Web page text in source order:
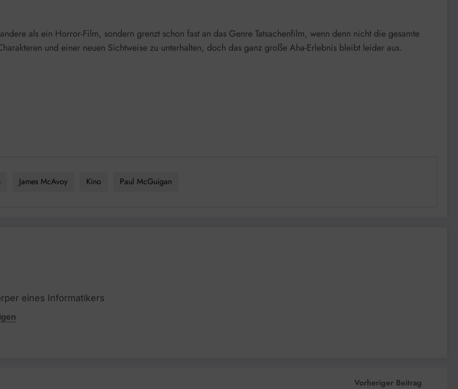
als ein Horror-Film, sondern grenzt schon fast an das Genre Tatsachenfilm, wenn denn nicht die gesamte
und einer neuen Sichtweise zu unterhalten, doch das ganz große Aha-Erlebnis bleibt leider aus.
James McAvoy Kino Paul McGuigan
eines Informatikers
Vorheriger Beitrag